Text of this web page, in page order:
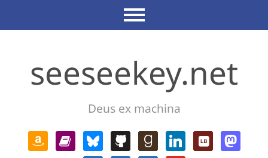
seeseekey.net
Deus ex machina